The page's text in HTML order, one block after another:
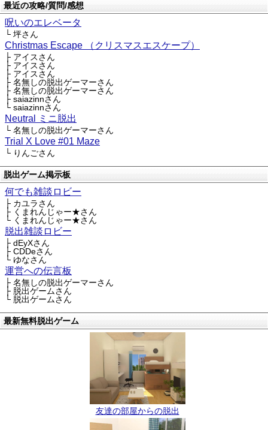
最近の攻略/質問/感想
呪いのエレベータ
└ 坪さん
Christmas Escape （クリスマスエスケープ）
├ アイスさん
├ アイスさん
├ アイスさん
├ 名無しの脱出ゲーマーさん
├ 名無しの脱出ゲーマーさん
├ saiazinnさん
└ saiazinnさん
Neutral ミニ脱出
└ 名無しの脱出ゲーマーさん
Trial X Love #01 Maze
└ りんごさん
脱出ゲーム掲示板
何でも雑談ロビー
├ カユラさん
├ くまれんじゃー★さん
└ くまれんじゃー★さん
脱出雑談ロビー
├ dEyXさん
├ CDDeさん
└ ゆなさん
運営への伝言板
├ 名無しの脱出ゲーマーさん
├ 脱出ゲームさん
└ 脱出ゲームさん
最新無料脱出ゲーム
友達の部屋からの脱出